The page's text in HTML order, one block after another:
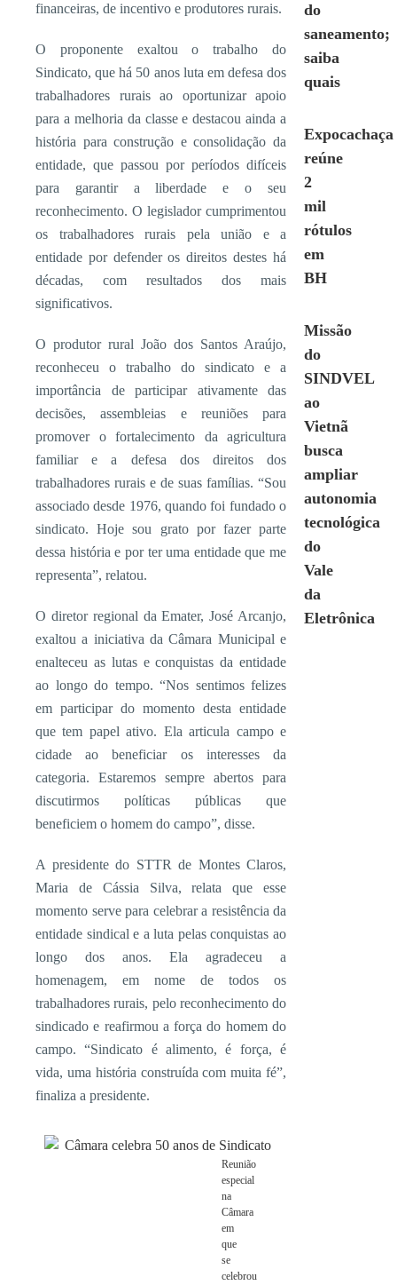
financeiras, de incentivo e produtores rurais.
O proponente exaltou o trabalho do
Sindicato, que há 50 anos luta em defesa dos
trabalhadores rurais ao oportunizar apoio
para a melhoria da classe e destacou ainda a
história para construção e consolidação da
entidade, que passou por períodos difíceis
para garantir a liberdade e o seu
reconhecimento. O legislador cumprimentou
os trabalhadores rurais pela união e a
entidade por defender os direitos destes há
décadas, com resultados dos mais
significativos.
O produtor rural João dos Santos Araújo,
reconheceu o trabalho do sindicato e a
importância de participar ativamente das
decisões, assembleias e reuniões para
promover o fortalecimento da agricultura
familiar e a defesa dos direitos dos
trabalhadores rurais e de suas famílias. “Sou
associado desde 1976, quando foi fundado o
sindicato. Hoje sou grato por fazer parte
dessa história e por ter uma entidade que me
representa”, relatou.
O diretor regional da Emater, José Arcanjo,
exaltou a iniciativa da Câmara Municipal e
enalteceu as lutas e conquistas da entidade
ao longo do tempo. “Nos sentimos felizes
em participar do momento desta entidade
que tem papel ativo. Ela articula campo e
cidade ao beneficiar os interesses da
categoria. Estaremos sempre abertos para
discutirmos políticas públicas que
beneficiem o homem do campo”, disse.
A presidente do STTR de Montes Claros,
Maria de Cássia Silva, relata que esse
momento serve para celebrar a resistência da
entidade sindical e a luta pelas conquistas ao
longo dos anos. Ela agradeceu a
homenagem, em nome de todos os
trabalhadores rurais, pelo reconhecimento do
sindicado e reafirmou a força do homem do
campo. “Sindicato é alimento, é força, é
vida, uma história construída com muita fé”,
finaliza a presidente.
Reunião
especial
na
Câmara
em
que
se
celebrou
do
saneamento;
saiba
quais
Expocachaça
reúne
2
mil
rótulos
em
BH
Missão
do
SINDVEL
ao
Vietnã
busca
ampliar
autonomia
tecnológica
do
Vale
da
Eletrônica